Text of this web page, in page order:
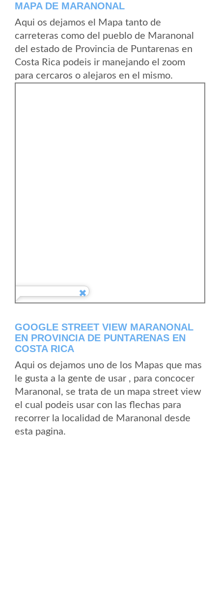
MAPA DE MARANONAL
Aqui os dejamos el Mapa tanto de
carreteras como del pueblo de Maranonal
del estado de Provincia de Puntarenas en
Costa Rica podeis ir manejando el zoom
para cercaros o alejaros en el mismo.
GOOGLE STREET VIEW MARANONAL
EN PROVINCIA DE PUNTARENAS EN
COSTA RICA
Aqui os dejamos uno de los Mapas que mas
le gusta a la gente de usar , para concocer
Maranonal, se trata de un mapa street view
el cual podeis usar con las flechas para
recorrer la localidad de Maranonal desde
esta pagina.